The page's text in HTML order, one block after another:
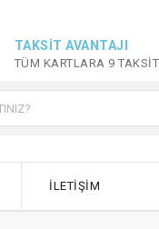
TAKSIT AVANTAJI
TÜM KARTLARA 9 TAKSIT
İLETIŞIM